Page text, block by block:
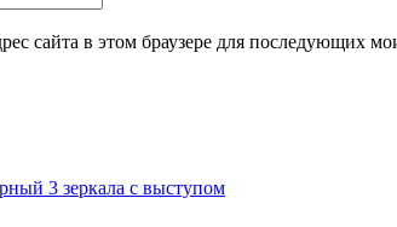
сайта в этом браузере для последующих